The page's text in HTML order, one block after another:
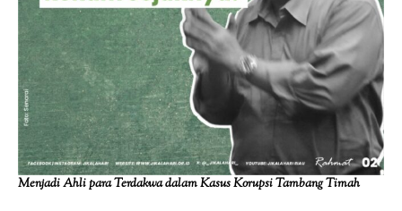
MenjadiAhli para Terdakwadalam Kasus Korupsi Tambang Timah